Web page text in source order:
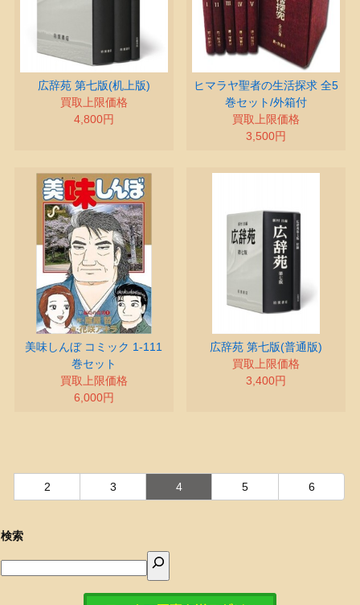
広辞苑 第七版(机上版)
買取上限価格
4,800円
ヒマラヤ聖者の生活探求 全5
巻セット/外箱付
買取上限価格
3,500円
美味しんぼ コミック 1-111
巻セット
買取上限価格
6,000円
広辞苑 第七版(普通版)
買取上限価格
3,400円
2 3 4 5 6
検索